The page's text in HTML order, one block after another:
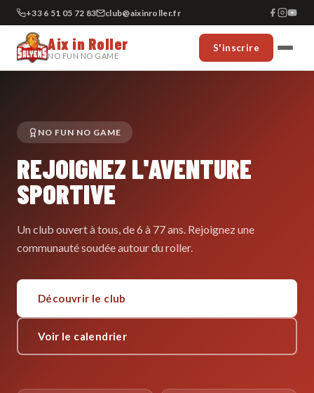
+33 6 51 05 72 83 club@aixinroller.fr
Aix in Roller
NO FUN NO GAME
S'inscrire
NO FUN NO GAME
REJOIGNEZ L'AVENTURE
SPORTIVE
Un club ouvert à tous, de 6 à 77 ans. Rejoignez une
communauté soudée autour du roller.
Découvrir le club
Voir le calendrier